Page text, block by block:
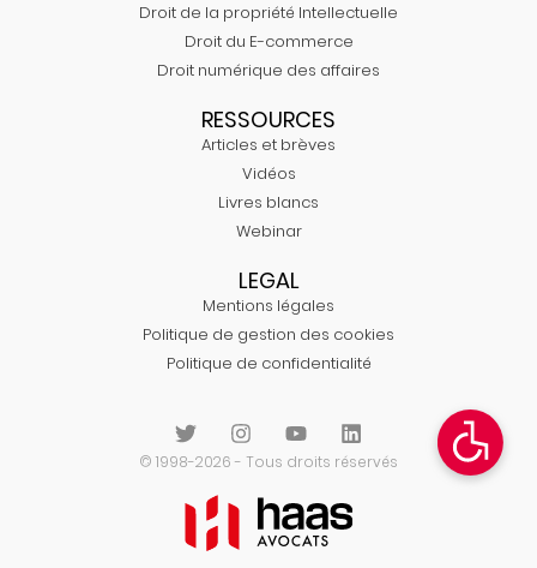
Droit de la propriété Intellectuelle
Droit du E-commerce
Droit numérique des affaires
RESSOURCES
Articles et brèves
Vidéos
Livres blancs
Webinar
LEGAL
Mentions légales
Politique de gestion des cookies
Politique de confidentialité
© 1998-2026 - Tous droits réservés